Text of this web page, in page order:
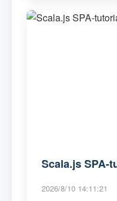
Scala.js SPA-
2026/8/10 14:11:21